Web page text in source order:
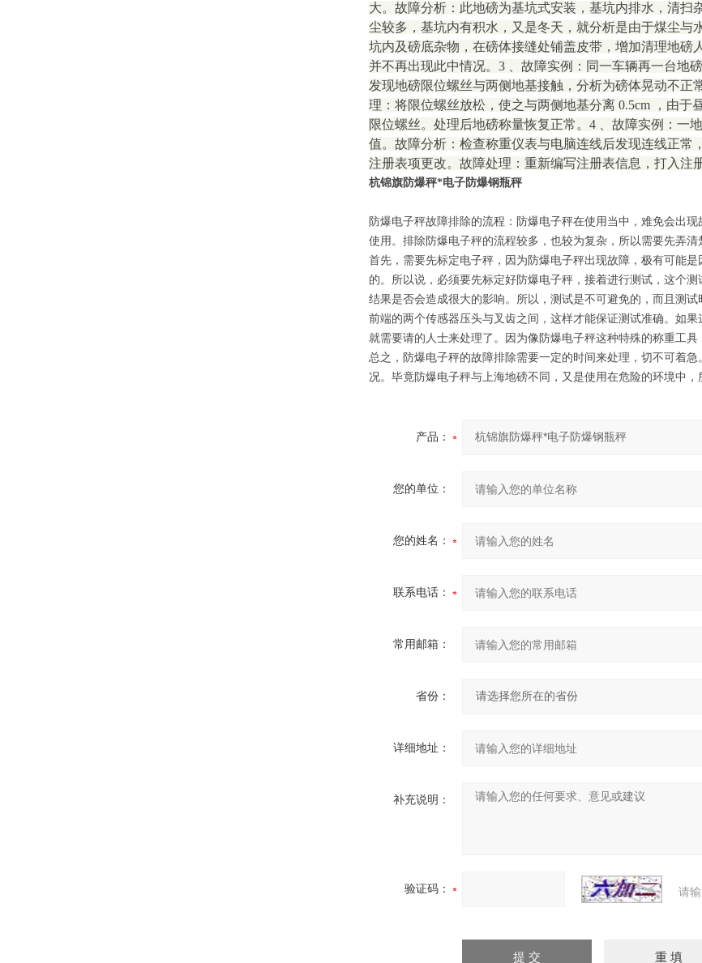
大。故障分析：此地磅为基坑式安装，基坑内排水，清扫
尘较多，基坑内有积水，又是冬天，就分析是由于煤尘与
坑内及磅底杂物，在磅体接缝处铺盖皮带，增加清理地磅
并不再出现此中情况。3 、故障实例：同一车辆再一台地
发现地磅限位螺丝与两侧地基接触，分析为磅体晃动不正
理：将限位螺丝放松，使之与两侧地基分离 0.5cm ，由于
限位螺丝。处理后地磅称量恢复正常。4 、故障实例：一
值。故障分析：检查称重仪表与电脑连线后发现连线正常
注册表项更改。故障处理：重新编写注册表信息，打入注
杭锦旗防爆秤*电子防爆钢瓶秤
防爆电子秤故障排除的流程：防爆电子秤在使用当中，难免会出
使用。排除防爆电子秤的流程较多，也较为复杂，所以需要先弄清
首先，需要先标定电子秤，因为防爆电子秤出现故障，极有可能
的。所以说，必须要先标定好防爆电子秤，接着进行测试，这个
结果是否会造成很大的影响。所以，测试是不可避免的，而且测
前端的两个传感器压头与叉齿之间，这样才能保证测试准确。如
就需要请的人士来处理了。因为像防爆电子秤这种特殊的称重工具
总之，防爆电子秤的故障排除需要一定的时间来处理，切不可着
况。毕竟防爆电子秤与上海地磅不同，又是使用在危险的环境中，
产品：
您的单位：
您的姓名：
联系电话：
常用邮箱：
省份：
详细地址：
补充说明：
验证码： 请